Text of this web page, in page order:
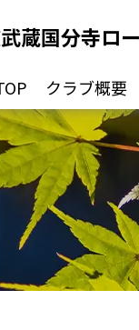
蔵国分寺ロ
クラブ概要